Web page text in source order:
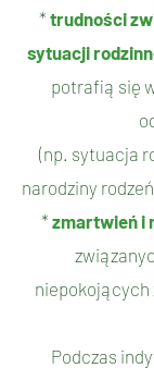
* trudności
sytuacji
potrafią się
(np. sytuacja
narodziny
* zmartwień i
niepokojących
Podczas